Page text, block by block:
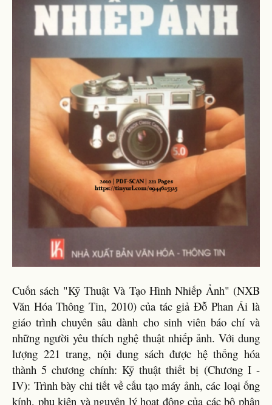
Cuốn sách "Kỹ Thuật Và Tạo Hình Nhiếp Ảnh" (NXB
Văn Hóa Thông Tin, 2010) của tác giả Đỗ Phan Ái là
giáo trình chuyên sâu dành cho sinh viên báo chí và
những người yêu thích nghệ thuật nhiếp ảnh. Với dung
lượng 221 trang, nội dung sách được hệ thống hóa
thành 5 chương chính: Kỹ thuật thiết bị (Chương I -
IV): Trình bày chi tiết về cấu tạo máy ảnh, các loại ống
kính, phụ kiện và nguyên lý hoạt động của các bộ phận